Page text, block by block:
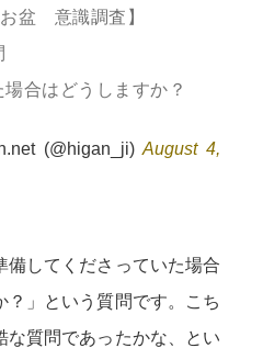
盆 意識調査】
合はどうしますか？
(@higan_ji)August 4,
備してくださっていた場合
？」という質問です。こち
な質問であったかな、とい